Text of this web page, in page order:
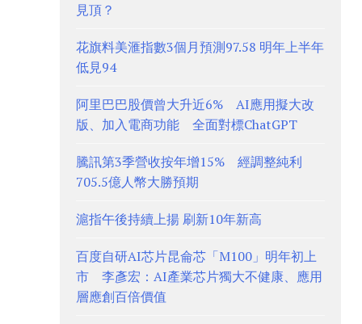
見頂？
花旗料美滙指數3個月預測97.58 明年上半年
低見94
阿里巴巴股價曾大升近6% AI應用擬大改
版、加入電商功能 全面對標ChatGPT
騰訊第3季營收按年增15% 經調整純利
705.5億人幣大勝預期
滬指午後持續上揚 刷新10年新高
百度自研AI芯片昆侖芯「M100」明年初上
市 李彥宏：AI產業芯片獨大不健康、應用
層應創百倍價值